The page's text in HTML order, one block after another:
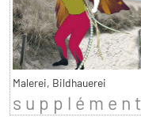
Malerei, Bildhauerei
s u p p l é m e n t